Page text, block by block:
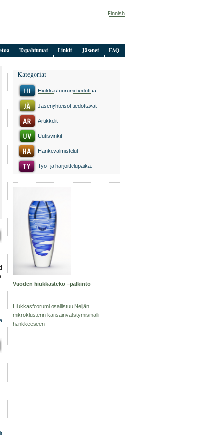
Finnish
FAQ
Jäsenet
Linkit
Tapahtumat
Kategoriat
Hiukkasfoorumi tiedottaa
Jäsenyhteisöt tiedottavat
Artikkelit
Uutisvinkit
Hankevalmistelut
Työ- ja harjoittelupaikat
Vuoden hiukkasteko –palkinto
Hiukkasfoorumi osallistuu Neljän
mikroklusterin kansainvälistymismalli-
hankkeeseen